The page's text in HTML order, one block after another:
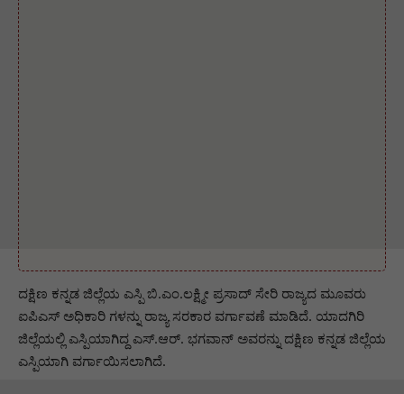
ದಕ್ಷಿಣ ಕನ್ನಡ ಜಿಲ್ಲೆಯ ಎಸ್ಪಿ ಬಿ.ಎಂ.ಲಕ್ಷ್ಮೀ ಪ್ರಸಾದ್ ಸೇರಿ ರಾಜ್ಯದ ಮೂವರು
ಐಪಿಎಸ್ ಅಧಿಕಾರಿ ಗಳನ್ನು ರಾಜ್ಯ ಸರಕಾರ ವರ್ಗಾವಣೆ ಮಾಡಿದೆ. ಯಾದಗಿರಿ
ಜಿಲ್ಲೆಯಲ್ಲಿ ಎಸ್ಪಿಯಾಗಿದ್ದ ಎಸ್.ಆರ್. ಭಗವಾನ್ ಅವರನ್ನು ದಕ್ಷಿಣ ಕನ್ನಡ ಜಿಲ್ಲೆಯ
ಎಸ್ಪಿಯಾಗಿ ವರ್ಗಾಯಿಸಲಾಗಿದೆ.